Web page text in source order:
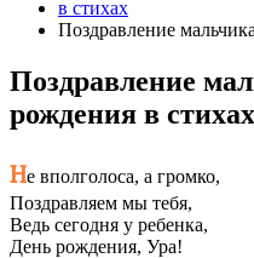
в стихах
Поздравление
Поздравление
рождения в стихах
Не вполголоса, а громко,
Поздравляем мы тебя,
Ведь сегодня у ребенка,
День рождения, Ура!